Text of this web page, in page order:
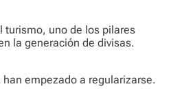
turismo, uno de los pilares
la generación de divisas.
empezado a regularizarse.